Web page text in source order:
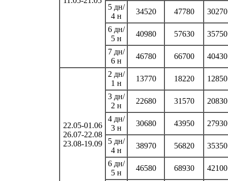
5 дн/
4 н
34520 47780 30270
6 дн/
5 н
40980 57630 35750
7 дн/
6 н
46780 66700 40430
22.05-01.06
26.07-22.08
23.08-19.09
2 дн/
1 н
13770 18220 12850
3 дн/
2 н
22680 31570 20830
4 дн/
3 н
30680 43950 27930
5 дн/
4 н
38970 56820 35350
6 дн/
5 н
46580 68930 42100